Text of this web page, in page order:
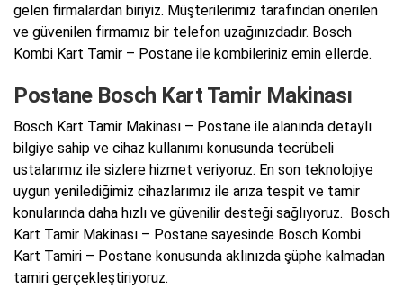
gelen firmalardan biriyiz. Müşterilerimiz tarafından önerilen
ve güvenilen firmamız bir telefon uzağınızdadır. Bosch
Kombi Kart Tamir – Postane ile kombileriniz emin ellerde.
Postane Bosch Kart Tamir Makinası
Bosch Kart Tamir Makinası – Postane ile alanında detaylı
bilgiye sahip ve cihaz kullanımı konusunda tecrübeli
ustalarımız ile sizlere hizmet veriyoruz. En son teknolojiye
uygun yenilediğimiz cihazlarımız ile arıza tespit ve tamir
konularında daha hızlı ve güvenilir desteği sağlıyoruz. Bosch
Kart Tamir Makinası – Postane sayesinde Bosch Kombi
Kart Tamiri – Postane konusunda aklınızda şüphe kalmadan
tamiri gerçekleştiriyoruz.